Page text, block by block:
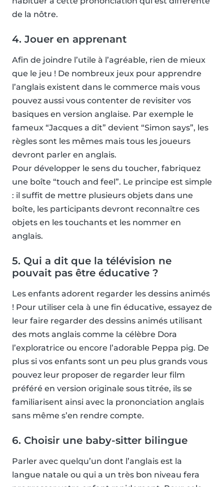
de la nôtre.
4. Jouer en apprenant
Afin de joindre l’utile à l’agréable, rien de mieux
que le jeu ! De nombreux jeux pour apprendre
l’anglais existent dans le commerce mais vous
pouvez aussi vous contenter de revisiter vos
basiques en version anglaise. Par exemple le
fameux “Jacques a dit” devient “Simon says”, les
règles sont les mêmes mais tous les joueurs
devront parler en anglais.
Pour développer le sens du toucher, fabriquez
une boîte “touch and feel”. Le principe est simple
: il suffit de mettre plusieurs objets dans une
boîte, les participants devront reconnaître ces
objets en les touchants et les nommer en
anglais.
5. Qui a dit que la télévision ne
pouvait pas être éducative ?
Les enfants adorent regarder les dessins animés
! Pour utiliser cela à une fin éducative, essayez de
leur faire regarder des dessins animés utilisant
des mots anglais comme la célèbre Dora
l’exploratrice ou encore l’adorable Peppa pig. De
plus si vos enfants sont un peu plus grands vous
pouvez leur proposer de regarder leur film
préféré en version originale sous titrée, ils se
familiarisent ainsi avec la prononciation anglais
sans même s’en rendre compte.
6. Choisir une baby-sitter bilingue
Parler avec quelqu’un dont l’anglais est la
langue natale ou qui a un très bon niveau fera